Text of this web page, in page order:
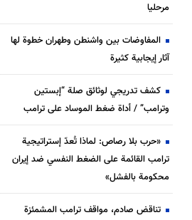
مرحليا
المفاوضات بين واشنطن وطهران خطوة لها
آثار إيجابية كثيرة
كشف تدريجي لوثائق صلة “إبستين
وترامب” / أداة ضغط الموساد على ترامب
«حرب بلا رصاص: لماذا تُعدّ إستراتيجية
ترامب القائمة على الضغط النفسي ضد إيران
محكومة بالفشل»
تناقض صادم، مواقف ترامب المشمئزة